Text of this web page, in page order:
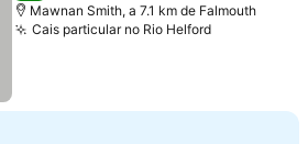
Mawnan Smith, a 7.1 km de Falmouth
Cais particular no Rio HelfordVer preços